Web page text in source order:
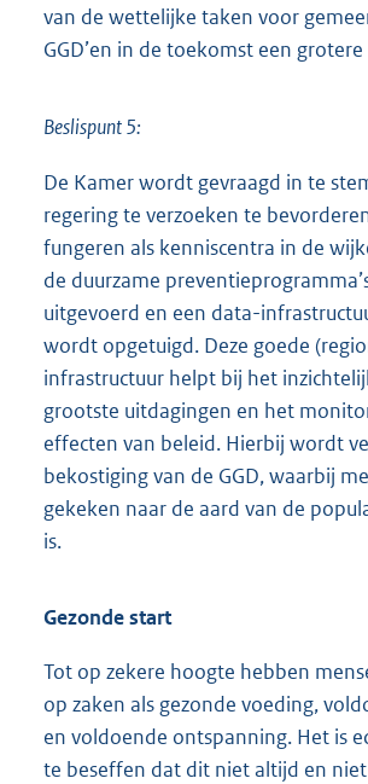
van de wettelijke taken voor
GGD’en in de toekomst een
Beslispunt 5:
De Kamer wordt gevraagd in te
regering te verzoeken te
fungeren als kenniscentra in de
de duurzame
uitgevoerd en een data-
wordt opgetuigd. Deze goede
infrastructuur helpt bij het
grootste uitdagingen en het
effecten van beleid. Hierbij wordt
bekostiging van de GGD, waarbij
gekeken naar de aard van de
is.
Gezonde start
Tot op zekere hoogte hebben
op zaken als gezonde voeding,
en voldoende ontspanning. Het is
te beseffen dat dit niet altijd en